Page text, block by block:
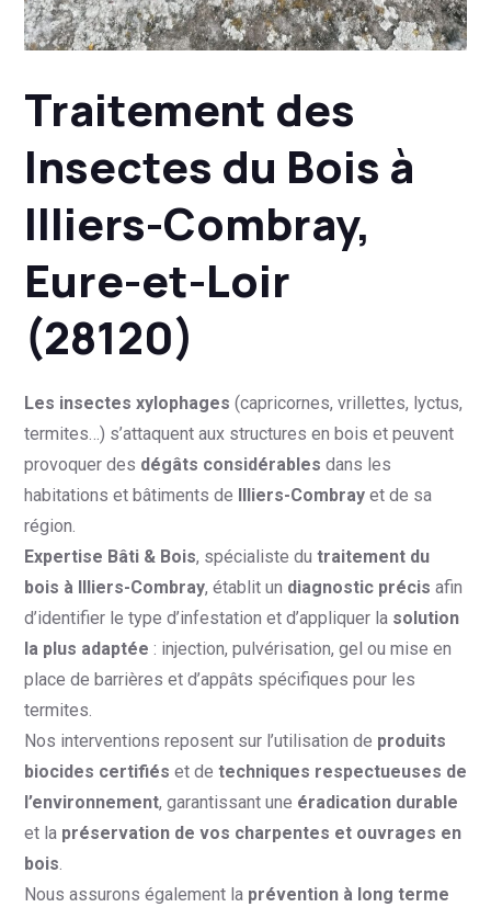
Traitement des
Insectes du Bois à
Illiers-Combray,
Eure-et-Loir
(28120)
Les insectes xylophages (capricornes, vrillettes, lyctus,
termites…) s’attaquent aux structures en bois et peuvent
provoquer des dégâts considérables dans les
habitations et bâtiments de Illiers-Combray et de sa
région.
Expertise Bâti & Bois, spécialiste du traitement du
bois à Illiers-Combray, établit un diagnostic précis afin
d’identifier le type d’infestation et d’appliquer la solution
la plus adaptée : injection, pulvérisation, gel ou mise en
place de barrières et d’appâts spécifiques pour les
termites.
Nos interventions reposent sur l’utilisation de produits
biocides certifiés et de techniques respectueuses de
l’environnement, garantissant une éradication durable
et la préservation de vos charpentes et ouvrages en
bois.
Nous assurons également la prévention à long terme